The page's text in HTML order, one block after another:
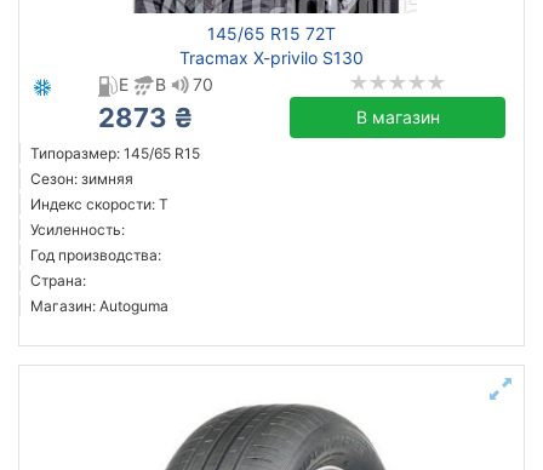
145/65 R15 72T
Tracmax X-privilo S130
E
B 70
2873 ₴ В магазин
Типоразмер: 145/65 R15
Сезон: зимняя
Индекс скорости: T
Усиленность:
Год производства:
Страна:
Магазин: Autoguma